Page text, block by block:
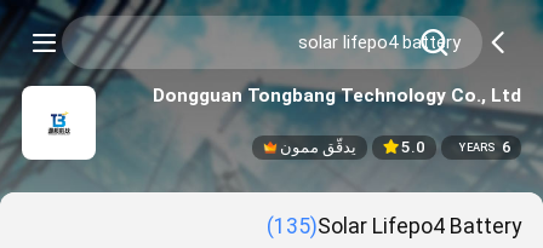
Dongguan Tongbang Technology Co., Ltd
6
YEARS
5.0 يدقّق ممون
Solar Lifepo4 Battery
(135)